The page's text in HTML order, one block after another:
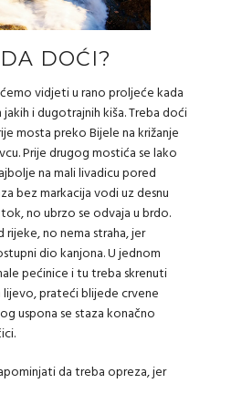
DOĆI?
vidjeti u rano proljeće kada
i dugotrajnih kiša. Treba doći
mosta preko Bijele na križanje
Prije drugog mostića se lako
na mali livadicu pored
bez markacija vodi uz desnu
no ubrzo se odvaja u brdo.
no nema straha, jer
dio kanjona. U jednom
pećinice i tu treba skrenuti
prateći blijede crvene
uspona se staza konačno
da treba opreza, jer